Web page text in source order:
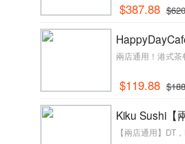
$387.88 $620
兩店通用！港式
$119.88 $188
Kiku Sushi【
【兩店通用】DT